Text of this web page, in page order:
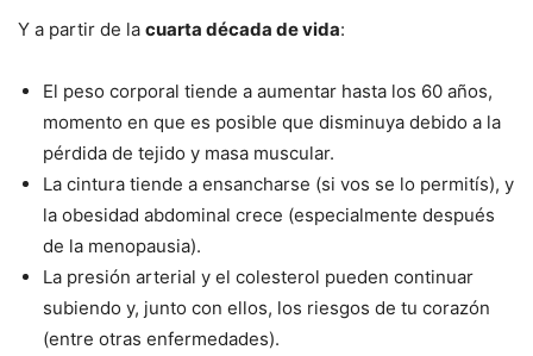
Y a partir de la cuarta década de vida:
El peso corporal tiende a aumentar hasta los 60 años,
momento en que es posible que disminuya debido a la
pérdida de tejido y masa muscular.
La cintura tiende a ensancharse (si vos se lo permitís), y
la obesidad abdominal crece (especialmente después
de la menopausia).
La presión arterial y el colesterol pueden continuar
subiendo y, junto con ellos, los riesgos de tu corazón
(entre otras enfermedades).